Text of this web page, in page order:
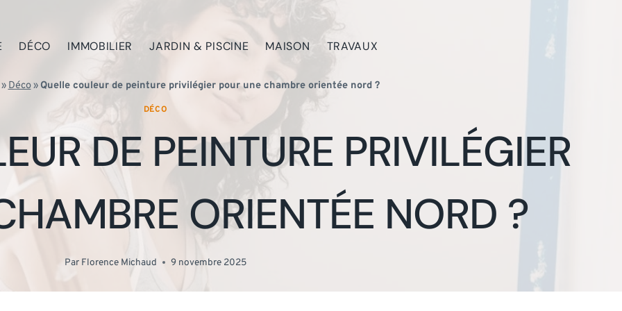
DÉCO IMMOBILIER JARDIN & PISCINE MAISON TRAVAUX
Déco» Quelle couleur de peinture privilégier pour une chambre orientée nord ?
DÉCO
DE PEINTURE PRIVILÉGIER
ORIENTÉE NORD ?
Par Florence Michaud 9 novembre 2025